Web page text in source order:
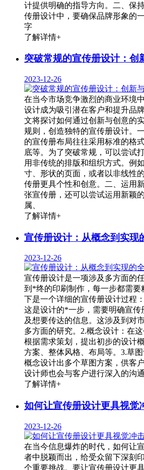
计提供明确的指导方向。二、保
传册设计中，要确保品牌形象的
字
了解详情+
突破常规的宣传册设计：创
2023-12-26
在当今市场竞争激烈的商业环境
设计成为吸引潜在客户和提升品
文将探讨如何通过创新与创意的
规则，创造独特的宣传册设计。
的宣传册布局往往采用标准的格
底等。为了突破常规，可以尝试
用非传统的排版和组织方式。例
寸、形状的页面，或者以非线性
传册更具个性和创意。二、运用
张宣传册，还可以尝试运用新颖
属、
了解详情+
宣传册设计：从概念到实现
2023-12-26
宣传册设计是一项涉及多方面的
到*终的印刷制作，每一步都需要
下是一个详细的宣传册设计过程
这是设计的*一步，需要明确宣传
及想要传达的信息。这涉及到对
多方面的研究。2.概念设计：在
根据需求策划，提出初步的设计
方案、整体风格、布局等。3.草
概念设计出多个草图方案，供客
设计师也会与客户进行深入的沟
了解详情+
如何让宣传册设计更具视觉
2023-12-26
在当今信息爆炸的时代，如何让
者中脱颖而出，给受众留下深刻
个重要挑战。要让宣传册设计更